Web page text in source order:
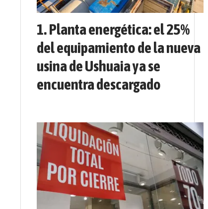
Planta energética: el 25%
del equipamiento de la nueva
usina de Ushuaia ya se
encuentra descargado